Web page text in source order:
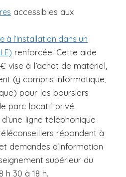
accessibles aux
à l’Installation dans un
renforcée. Cette aide
vise à l’achat de matériel,
(y compris informatique,
pour les boursiers
parc locatif privé.
ligne téléphonique
répondent à
demandes d’information
supérieur du
h 30 à 18 h.